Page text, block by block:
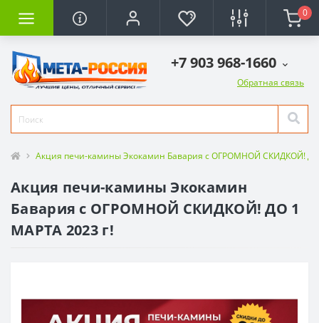
0
+7 903 968-1660
Обратная связь
Акция печи-камины Экокамин Бавария с ОГРОМНОЙ СКИДКОЙ!
Акция печи-камины Экокамин
Бавария с ОГРОМНОЙ СКИДКОЙ! ДО 1
МАРТА 2023 г!